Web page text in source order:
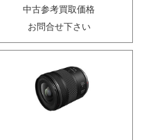
中古参考買取価格
お問合せ下さい